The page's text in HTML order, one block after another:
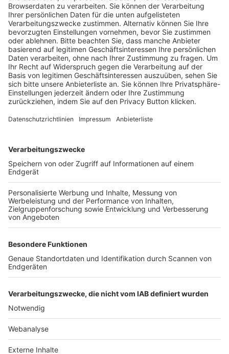
Trainerausbildung
Schulungsangebot Vereinsmitarbeiter
BFV-Geschäftsstellen
Trainerbörse
Login SpielPlus
FOLGE DEM BFV
TOP-VEREINE
TOP-PARTNER
Nutzungsbedingungen Datenschutz Impressum